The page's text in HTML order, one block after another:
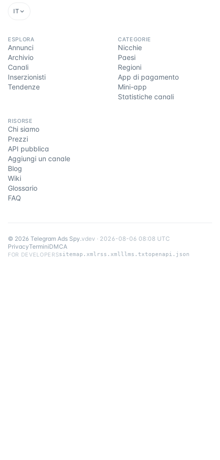
IT
ESPLORA
Annunci
Archivio
Canali
Inserzionisti
Tendenze
CATEGORIE
Nicchie
Paesi
Regioni
App di pagamento
Mini-app
Statistiche canali
RISORSE
Chi siamo
Prezzi
API pubblica
Aggiungi un canale
Blog
Wiki
Glossario
FAQ
© 2026 Telegram Ads Spy.vdev · 2026-08-06 08:08 UTC
PrivacyTerminiDMCA
FOR DEVELOPERSsitemap.xml rss.xmlllms.txtopenapi.json